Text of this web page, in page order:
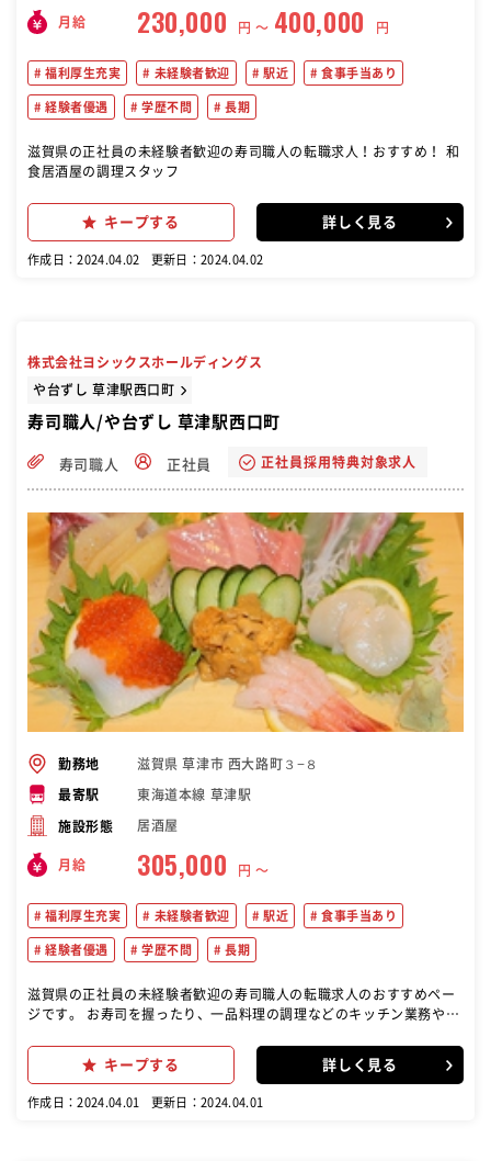
月給 230,000 円 〜 400,000 円
福利厚生充実 未経験者歓迎 駅近 食事手当あり
経験者優遇 学歴不問 長期
滋賀県の正社員の未経験者歓迎の寿司職人の転職求人！おすすめ！ 和
食居酒屋の調理スタッフ
キープする 詳しく見る
作成日：2024.04.02 更新日：2024.04.02
株式会社ヨシックスホールディングス
や台ずし 草津駅西口町
寿司職人/や台ずし 草津駅西口町
寿司職人 正社員 正社員採用特典対象求人
勤務地 滋賀県 草津市 西大路町３−８
最寄駅 東海道本線 草津駅
施設形態 居酒屋
月給 305,000 円 〜
福利厚生充実 未経験者歓迎 駅近 食事手当あり
経験者優遇 学歴不問 長期
滋賀県の正社員の未経験者歓迎の寿司職人の転職求人のおすすめペー
ジです。 お寿司を握ったり、一品料理の調理などのキッチン業務や接
での業務が中心となります。
キープする 詳しく見る
作成日：2024.04.01 更新日：2024.04.01